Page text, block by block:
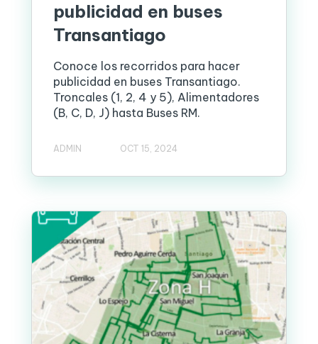
publicidad en buses
Transantiago
Conoce los recorridos para hacer
publicidad en buses Transantiago.
Troncales (1, 2, 4 y 5), Alimentadores
(B, C, D, J) hasta Buses RM.
ADMIN OCT 15, 2024